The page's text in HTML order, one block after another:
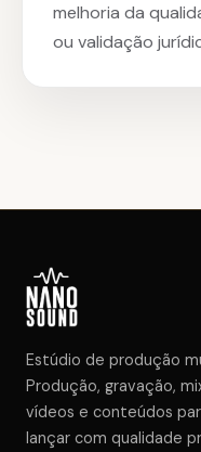
melhoria da
ou validação
Estúdio de produção
Produção, gravação,
vídeos e conteúdos
lançar com qualidade